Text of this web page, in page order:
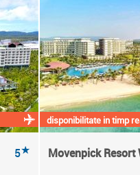
5★
disponibilitate in timp
Movenpick Resort